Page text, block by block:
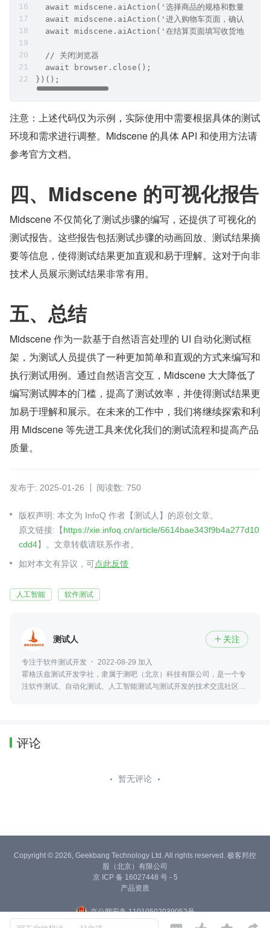
await midscene.aiAction('选择商品的规格和数量，然
await midscene.aiAction('进入购物车页面，确认商品信
await midscene.aiAction('在结算页面填写收货地址和
  // 关闭浏览器
  await browser.close();
})();
注意：上述代码仅为示例，实际使用中需要根据具体的测试
环境和需求进行调整。Midscene 的具体 API 和使用方法请
参考官方文档。
四、Midscene 的可视化报告
Midscene 不仅简化了测试步骤的编写，还提供了可视化的
测试报告。这些报告包括测试步骤的动画回放、测试结果摘
要等信息，使得测试结果更加直观和易于理解。这对于向非
技术人员展示测试结果非常有用。
五、总结
Midscene 作为一款基于自然语言处理的 UI 自动化测试框
架，为测试人员提供了一种更加简单和直观的方式来编写和
执行测试用例。通过自然语言交互，Midscene 大大降低了
编写测试脚本的门槛，提高了测试效率，并使得测试结果更
加易于理解和展示。在未来的工作中，我们将继续探索和利
用 Midscene 等先进工具来优化我们的测试流程和提高产品
质量。
发布于: 2025-01-26 阅读数: 750
版权声明: 本文为 InfoQ 作者【测试人】的原创文章。
原文链接:【https://xie.infoq.cn/article/6614bae343f9b4a277d10
cdd4】。文章转载请联系作者。
如对本文有异议，可点此反馈
人工智能 软件测试
测试人  关注
专注于软件测试开发
2022-08-29 加入
霍格沃兹测试开发学社，隶属于测吧（北京）科技有限公司，是一个专
注软件测试、自动化测试、人工智能测试与测试开发的技术交流社区，
评论
暂无评论
Copyright © 2026, Geekbang Technology Ltd. All rights reserved. 极客邦控
股（北京）有限公司
京 ICP 备 16027448 号 - 5
产品资质
京公网安备 11010502039052号